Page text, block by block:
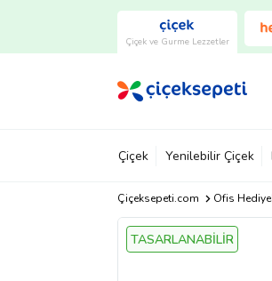
Çiçek ve Gurme Lezzetler
Çiçek Yenilebilir Çiçek
Çiçeksepeti.com Ofis
TASARLANABİLİR